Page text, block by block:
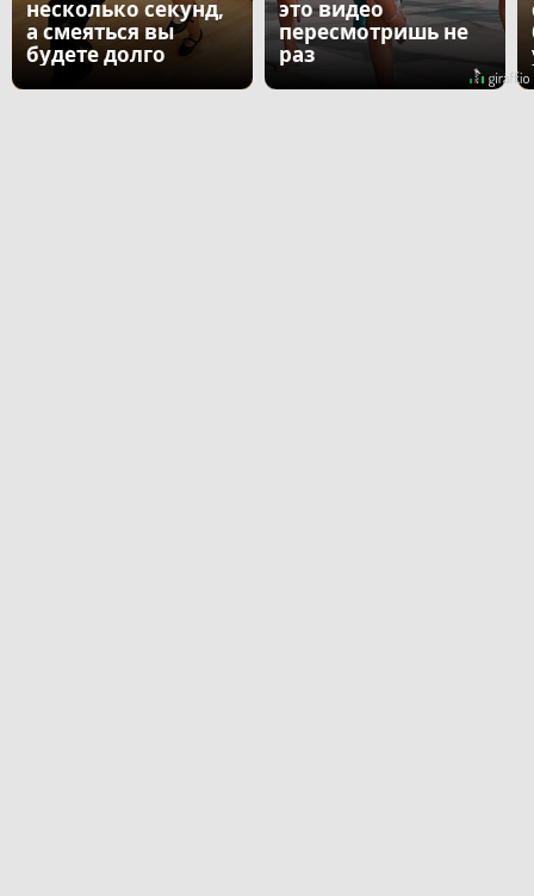
несколько секунд,
а смеяться вы
будете долго
это видео
пересмотришь не
раз